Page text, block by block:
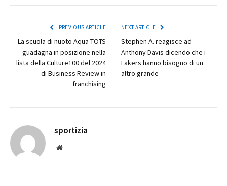
PREVIOUS ARTICLE
La scuola di nuoto Aqua-TOTS
guadagna in posizione nella
lista della Culture100 del 2024
di Business Review in
franchising
NEXT ARTICLE
Stephen A. reagisce ad
Anthony Davis dicendo che i
Lakers hanno bisogno di un
altro grande
sportizia
Website